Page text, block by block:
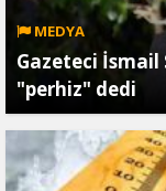
MEDYA
Gazeteci
"perhiz" dedi